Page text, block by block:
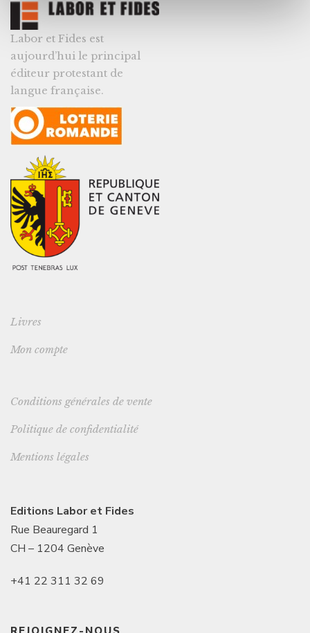
Labor et Fides est
aujourd’hui le principal
éditeur protestant de
langue française.
Livres
Mon compte
Conditions générales de vente
Politique de confidentialité
Mentions légales
Editions Labor et Fides
Rue Beauregard 1
CH – 1204 Genève
+41 22 311 32 69